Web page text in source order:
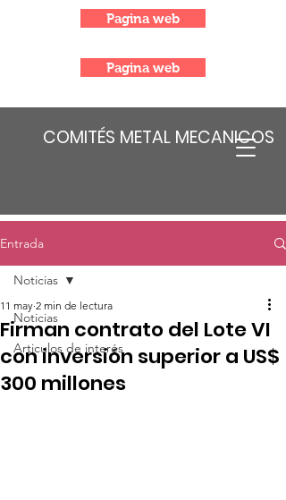
COMITÉS METAL MECANICOS
Pagina web
Pagina web
Entrada
Noticias
Articulos de interés
Noticias
Firman contrato del Lote VI
con inversión superior a US$
300 millones
11 may 2 min de lectura